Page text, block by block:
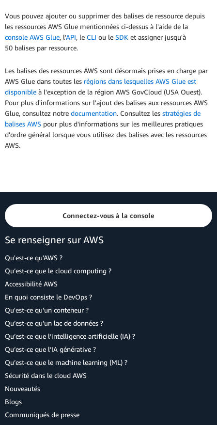
Vous pouvez ajouter ou supprimer des balises de ressource depuis
les ressources AWS Glue mentionnées ci-dessus à l'aide de la
console AWS Glue, l'API, le CLI ou le SDK et assigner jusqu'à
50 balises par ressource.
Les balises des ressources AWS sont désormais prises en charge par
AWS Glue dans toutes les régions dans lesquelles AWS Glue est
disponible à l'exception de la région AWS GovCloud (USA Ouest).
Pour plus d'informations sur l'ajout des balises aux ressources AWS
Glue, consultez notre documentation. Consultez les stratégies de
balises AWS pour plus d'informations sur les meilleures pratiques
d'ordre général lorsque vous utilisez des balises avec les ressources
AWS.
Connectez-vous à la console
Se renseigner sur AWS
Qu'est-ce qu'AWS ?
Qu’est-ce que le cloud computing ?
Accessibilité AWS
En quoi consiste le DevOps ?
Qu'est-ce qu'un conteneur ?
Qu’est-ce qu’un lac de données ?
Qu’est-ce que l’intelligence artificielle (IA) ?
Qu’est-ce que l’IA générative ?
Qu’est-ce que le machine learning (ML) ?
Sécurité dans le cloud AWS
Nouveautés
Blogs
Communiqués de presse